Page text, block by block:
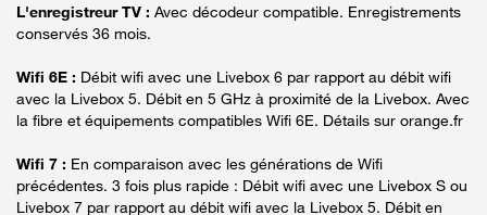
L'enregistreur TV : Avec décodeur compatible. Enregistrements
conservés 36 mois.
Wifi 6E : Débit wifi avec une Livebox 6 par rapport au débit wifi
avec la Livebox 5. Débit en 5 GHz à proximité de la Livebox. Avec
la fibre et équipements compatibles Wifi 6E. Détails sur orange.fr
Wifi 7 : En comparaison avec les générations de Wifi
précédentes. 3 fois plus rapide : Débit wifi avec une Livebox S ou
Livebox 7 par rapport au débit wifi avec la Livebox 5. Débit en